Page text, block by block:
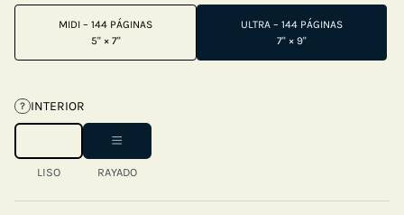
MIDI – 144 PÁGINAS
5" × 7"
ULTRA – 144 PÁGINAS
7" × 9"
? INTERIOR
LISO RAYADO